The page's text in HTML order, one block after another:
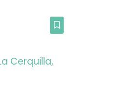
Cerquilla,